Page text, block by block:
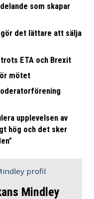
som skapar
det lättare att sälja
ETA och Brexit
mötet
upplevelsen av
hög och det sker
Mindley